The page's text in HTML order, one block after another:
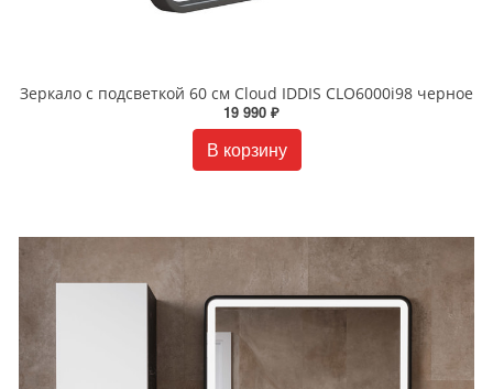
Зеркало с подсветкой 60 см Cloud IDDIS CLO6000i98 черное
19 990 ₽
В корзину